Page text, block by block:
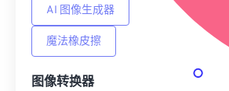
AI 图像生成器
魔法橡皮擦
图像转换器